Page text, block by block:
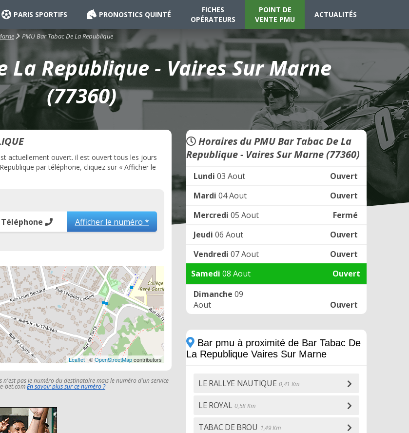
PARIS SPORTIFS PRONOSTICS QUINTÉ
FICHES
OPÉRATEURS
POINT DE
VENTE PMU
ACTUALITÉS
PMU Bar Tabac De La Republique
La Republique - Vaires Sur Marne
(77360)
actuellement ouvert. il est ouvert tous les jours
par téléphone, cliquez sur « Afficher le
Téléphone Afficher le numéro *
Leaflet | ©OpenStreetMapcontributors
pas le numéro du destinataire mais le numéro d'un service
bet.comEn savoir plus sur ce numéro ?
Horaires du PMU Bar Tabac De La
Republique - Vaires Sur Marne (77360)
Lundi 03 Aout
Ouvert
Mardi 04 Aout
Ouvert
Mercredi 05 Aout
Fermé
Jeudi 06 Aout
Ouvert
Vendredi 07 Aout
Ouvert
Samedi 08 Aout
Ouvert
Dimanche 09
Aout
Ouvert
Bar pmu à proximité de Bar Tabac De
La Republique Vaires Sur Marne
LE RALLYE NAUTIQUE 0,41 Km
LE ROYAL 0,58 Km
TABAC DE BROU 1,49 Km